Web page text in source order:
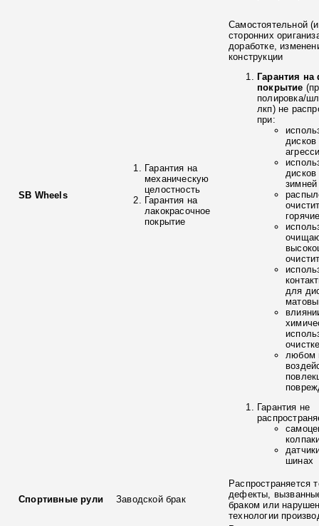
SB Wheels
Гарантия на
механическую
целостность
Гарантия на
лакокрасочное
покрытие
Самостоятельной
сторонних
доработке,
конструкции
Гарантия
покрытие
полировка/
лкп) не
при:
зимней
для
любом
Гарантия не
шинах
Спортивные рули Заводской брак
Распространяется
дефекты,
браком или
технологии